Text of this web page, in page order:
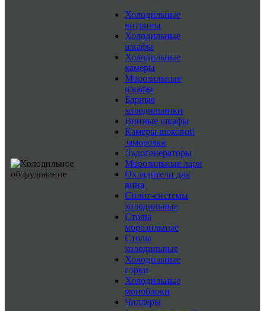
Холодильные
витрины
Холодильные
шкафы
Холодильные
камеры
Морозильные
шкафы
Барные
холодильники
Винные шкафы
Камеры шоковой
заморозки
Льдогенераторы
Морозильные лари
Охладители для
вина
Сплит-системы
холодильные
Столы
морозильные
Столы
холодильные
Холодильные
горки
Холодильные
моноблоки
Чиллеры